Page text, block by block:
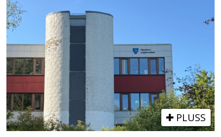
PLUSS